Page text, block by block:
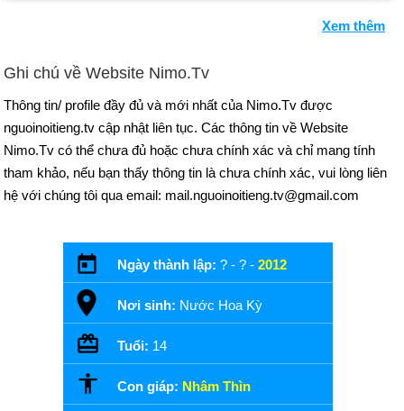
Xem thêm
Ghi chú về Website Nimo.Tv
Thông tin/ profile đầy đủ và mới nhất của Nimo.Tv được
nguoinoitieng.tv cập nhật liên tục. Các thông tin về Website
Nimo.Tv có thể chưa đủ hoặc chưa chính xác và chỉ mang tính
tham khảo, nếu bạn thấy thông tin là chưa chính xác, vui lòng liên
hệ với chúng tôi qua email: mail.nguoinoitieng.tv@gmail.com
Ngày thành lập: ? - ? - 2012
Nơi sinh: Nước Hoa Kỳ
Tuổi: 14
Con giáp: Nhâm Thìn